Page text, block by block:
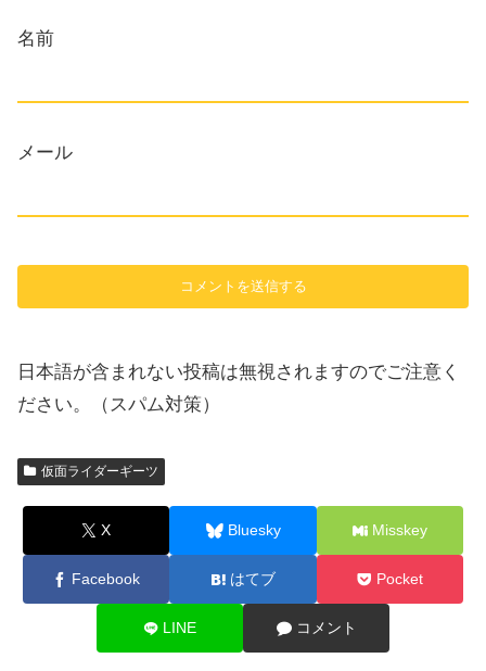
名前
メール
日本語が含まれない投稿は無視されますのでご注意く
ださい。（スパム対策）
仮面ライダーギーツ
X Bluesky Misskey
Facebook はてブ Pocket
LINE コメント